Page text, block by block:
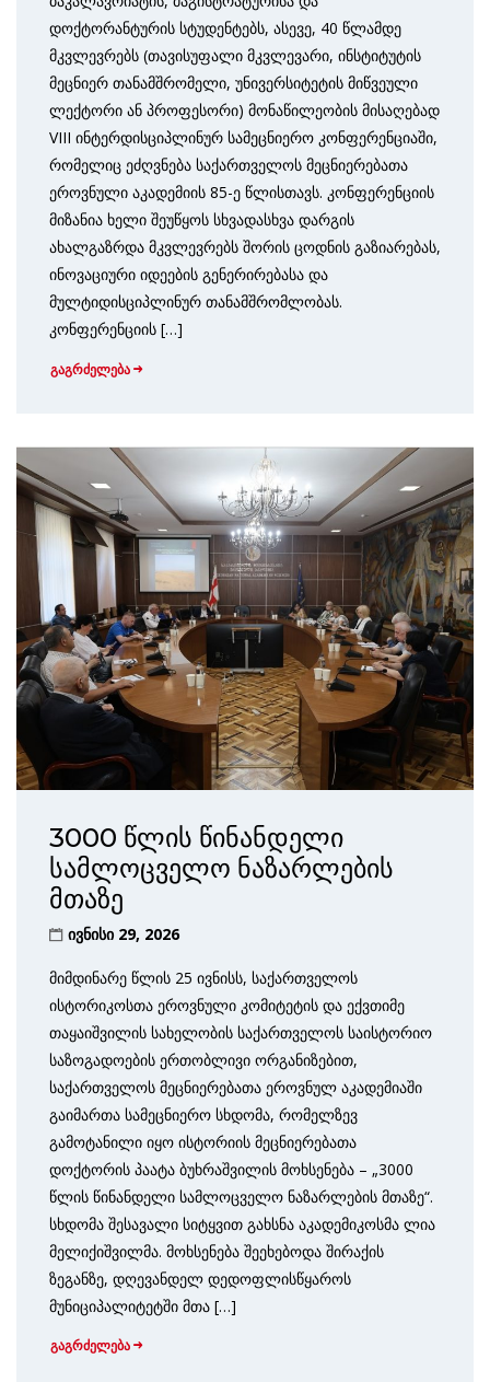
დოქტორანტურის სტუდენტებს, ასევე, 40 წლამდე
მკვლევრებს (თავისუფალი მკვლევარი, ინსტიტუტის
მეცნიერ თანამშრომელი, უნივერსიტეტის მიწვეული
ლექტორი ან პროფესორი) მონაწილეობის მისაღებად
VIII ინტერდისციპლინურ სამეცნიერო კონფერენციაში,
რომელიც ეძღვნება საქართველოს მეცნიერებათა
ეროვნული აკადემიის 85-ე წლისთავს. კონფერენციის
მიზანია ხელი შეუწყოს სხვადასხვა დარგის
ახალგაზრდა მკვლევრებს შორის ცოდნის გაზიარებას,
ინოვაციური იდეების გენერირებასა და
მულტიდისციპლინურ თანამშრომლობას.
კონფერენციის […]
გაგრძელება
3000 წლის წინანდელი
სამლოცველო ნაზარლების
მთაზე
ივნისი 29, 2026
მიმდინარე წლის 25 ივნისს, საქართველოს
ისტორიკოსთა ეროვნული კომიტეტის და ექვთიმე
თაყაიშვილის სახელობის საქართველოს საისტორიო
საზოგადოების ერთობლივი ორგანიზებით,
საქართველოს მეცნიერებათა ეროვნულ აკადემიაში
გაიმართა სამეცნიერო სხდომა, რომელზევ
გამოტანილი იყო ისტორიის მეცნიერებათა
დოქტორის პაატა ბუხრაშვილის მოხსენება – „3000
წლის წინანდელი სამლოცველო ნაზარლების მთაზე“.
სხდომა შესავალი სიტყვით გახსნა აკადემიკოსმა ლია
მელიქიშვილმა. მოხსენება შეეხებოდა შირაქის
ზეგანზე, დღევანდელ დედოფლისწყაროს
მუნიციპალიტეტში მთა […]
გაგრძელება